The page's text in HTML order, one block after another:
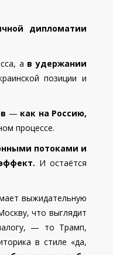
дипломатии
а в удержании
позиции и
— как на Россию,
процессе.
потоками и
И остаётся
выжидательную
что выглядит
— то Трамп,
в стиле «да,